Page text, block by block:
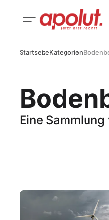
StartseiteKategorien
Eine